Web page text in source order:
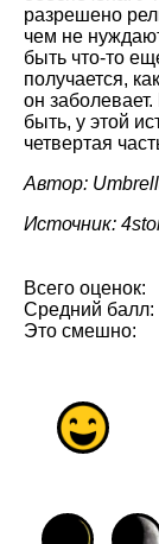
разрешено
чем не
быть что-то
получается,
он
быть, у этой
четвертая
Автор:
Источник:
Всего оценок:
Средний балл:
Это смешно: